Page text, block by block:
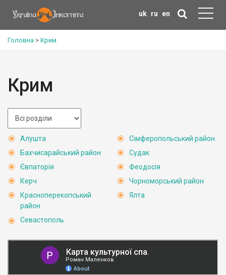
uk ru en
Головна > Крим
Крим
Алушта
Бахчисарайський район
Євпаторія
Керч
Красноперекопський
район
Севастополь
Сімферопольський район
Судак
Феодосія
Чорноморський район
Ялта